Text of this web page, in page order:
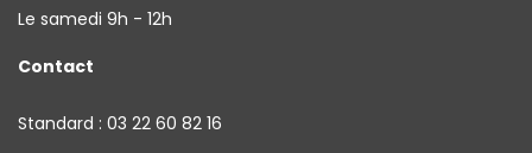
Le samedi 9h - 12h
Contact
Standard : 03 22 60 82 16